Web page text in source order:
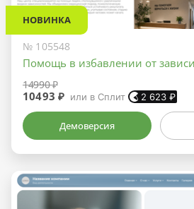
НОВИНКА
№ 105548
Помощь в избавлении от
14990 ₽
10493 ₽ или в Сплит 2 623 ₽
Демоверсия